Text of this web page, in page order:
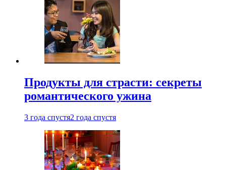
Продукты для страсти: секреты
романтического ужина
3 года спустя2 года спустя